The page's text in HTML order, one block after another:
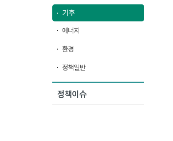
기후
에너지
환경
정책일반
정책이슈